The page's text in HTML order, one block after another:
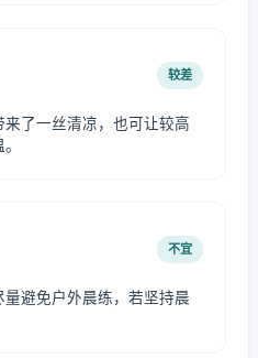
较差
了一丝清凉，也可让较高
不宜
避免户外晨练，若坚持晨